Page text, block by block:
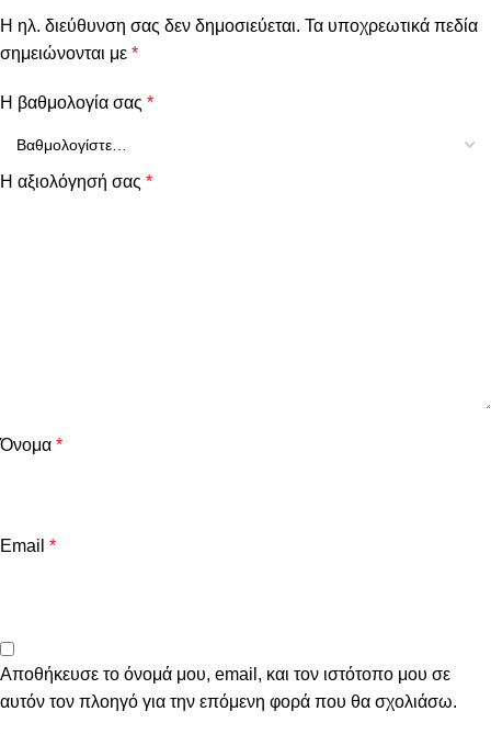
Η ηλ. διεύθυνση σας δεν δημοσιεύεται. Τα υποχρεωτικά πεδία
σημειώνονται με *
Η βαθμολογία σας *
Η αξιολόγησή σας *
Όνομα *
Email *
Αποθήκευσε το όνομά μου, email, και τον ιστότοπο μου σε
αυτόν τον πλοηγό για την επόμενη φορά που θα σχολιάσω.